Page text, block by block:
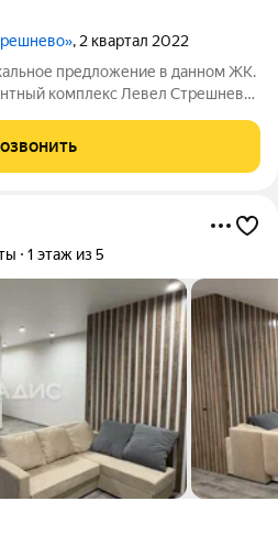
, 2 квартал 2022
предложение в данном ЖК.
комплекс Левел Стрешнево,
расположенный на стрелке
1 этаж из 5